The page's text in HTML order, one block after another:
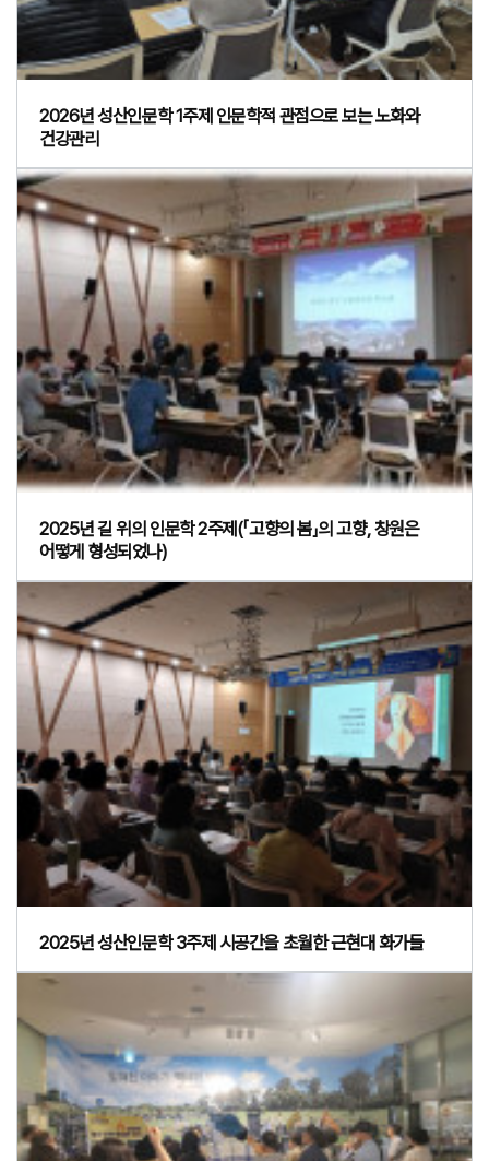
2026년 성산인문학 1주제 인문학적 관점으로 보는 노화와
건강관리
2025년 길 위의 인문학 2주제(「고향의 봄」의 고향, 창원은
어떻게 형성되었나)
2025년 성산인문학 3주제 시공간을 초월한 근현대 화가들